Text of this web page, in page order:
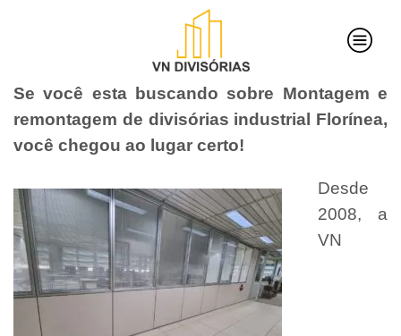
Se você esta buscando sobre Montagem e
remontagem de divisórias industrial Florínea,
você chegou ao lugar certo!
Desde
2008, a
VN